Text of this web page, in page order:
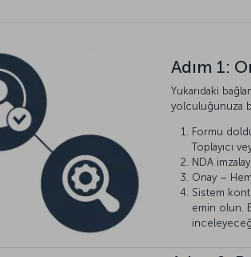
Adım 1:
Yukarıdaki
yolculuğunuza
Formu
Toplayıcı
NDA
Onay –
Sistem
emin olun.